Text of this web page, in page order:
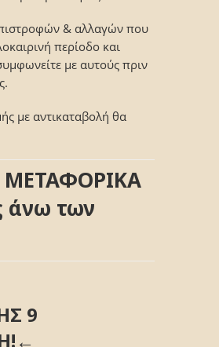
& αλλαγών που
περίοδο και
με αυτούς πριν
με αντικαταβολή θα
άνω των
9